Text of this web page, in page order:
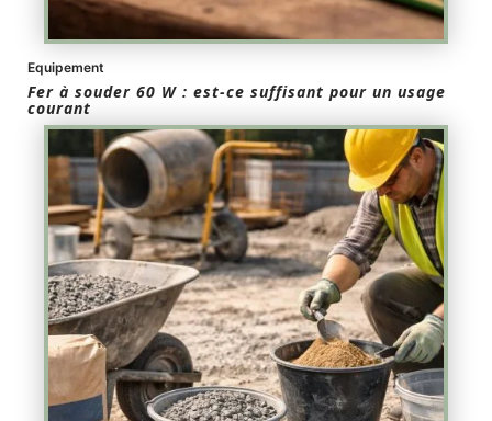
Equipement
Fer à souder 60 W : est-ce suffisant pour un usage
courant